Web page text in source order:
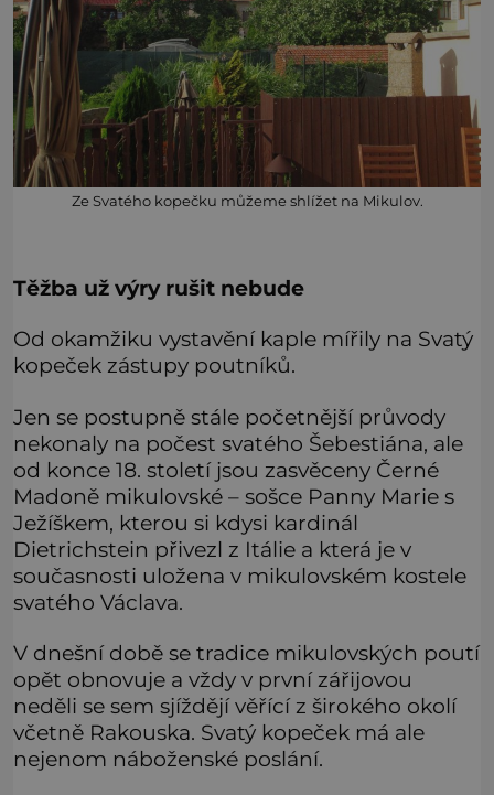
Ze Svatého kopečku můžeme shlížet na Mikulov.
Těžba už výry rušit nebude
Od okamžiku vystavění kaple mířily na Svatý
kopeček zástupy poutníků.
Jen se postupně stále početnější průvody
nekonaly na počest svatého Šebestiána, ale
od konce 18. století jsou zasvěceny Černé
Madoně mikulovské – sošce Panny Marie s
Ježíškem, kterou si kdysi kardinál
Dietrichstein přivezl z Itálie a která je v
současnosti uložena v mikulovském kostele
svatého Václava.
V dnešní době se tradice mikulovských poutí
opět obnovuje a vždy v první zářijovou
neděli se sem sjíždějí věřící z širokého okolí
včetně Rakouska. Svatý kopeček má ale
nejenom náboženské poslání.